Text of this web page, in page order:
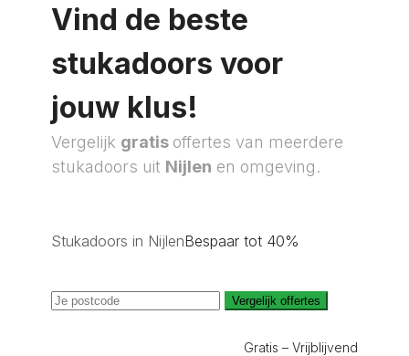
Vind de beste
stukadoors voor
jouw klus!
Vergelijk gratis offertes van meerdere
stukadoors uit Nijlen en omgeving.
Stukadoors in NijlenBespaar tot 40%
Vergelijk offertes
Gratis – Vrijblijvend